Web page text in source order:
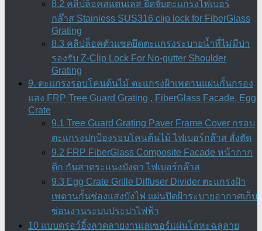
8.2 คลิปล็อคสแตนเลส ยึดจับตะแกรงไฟเบอร์
กล๊าส Stainless SUS316 clip lock for FiberGlass
Grating
8.3 คลิปล็อคตัวแซดยึดตะแกรงระบายน้ำที่ไม่มีบ่า
รองรับ Z-Clip Lock For No-gutter Shoulder
Grating
9. ตะแกรงรอบโคนต้นไม้ ตะแกรงฝ้าเพดานแผ่นกั้นกรอง
แสง FRP Tree Guard Grating , FiberGlass Facade, Egg
Crate
9.1 Tree Guard Grating Paver Frame Cover กรอบ
ตะแกรงปกป้องรอบโคนต้นไม้ ไฟเบอร์กล๊าส สั่งตัด
9.2 FRP FiberGlass Composite Facade หน้ากาก
ตึก กันสาดระแนงบังตา ไฟเบอร์กล๊าส
9.3 Egg Crate Grille Diffuser Divider ตะแกรงฝ้า
เพดานกั้นช่องแสงบังไฟ แผ่นปิดฝ้าระบายอากาศเก็บ
ซ่อนงานระบบประปาไฟฟ้า
10 แบบดรอว์อิ้งลวดลายงานเลเซอร์แผ่นโลหะฉลุลาย